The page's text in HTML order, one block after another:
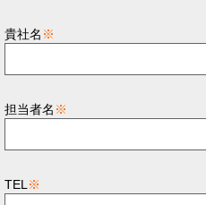
貴社名 ※
担当者名 ※
TEL ※